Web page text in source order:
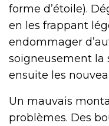
forme d’étoile).
en les frappant
endommager
soigneusement la
ensuite les
Un mauvais
problèmes. Des